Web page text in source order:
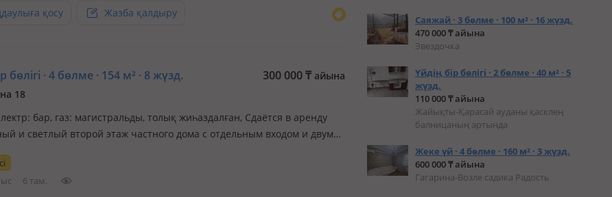
қосу Жазба қалдыру
бөлігі · 4 бөлме · 154 м² · 8 жүзд. 300 000₸ айына
18
бар, газ: магистральды, толық жиһаздалған, Сдаётся в аренду
и светлый второй этаж частного дома с отдельным входом и двумя
6 там.
Саяжай · 3 бөлме · 100 м² · 16 жүзд.
470 000 ₸ айына
Звездочка
Үйдің бір бөлігі · 2 бөлме · 40 м² · 5
жүзд.
110 000 ₸ айына
Жайықты-Қарасай ауданы қасклең
балницаның артында
Жеке үй · 4 бөлме · 160 м² · 3 жүзд.
600 000 ₸ айына
Гагарина-Возле садика Радость